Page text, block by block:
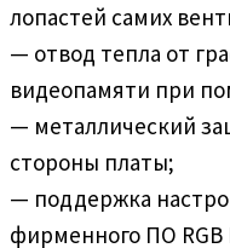
лопастей самих
— отвод тепла от
видеопамяти при
— металлический
стороны платы;
— поддержка
фирменного ПО RGB